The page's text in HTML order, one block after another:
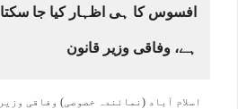
افسوس کا ہی اظہار کیا جا سکتا
ہے، وفاقی وزیر قانون
اسلام آباد (نمائندہ خصوصی) وفاقی وزیر